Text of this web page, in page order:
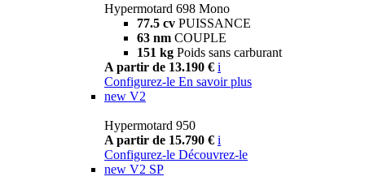
Hypermotard 698 Mono
77.5 cv PUISSANCE
63 nm COUPLE
151 kg Poids sans carburant
A partir de 13.190 € i
Configurez-le En savoir plus
new V2
Hypermotard 950
A partir de 15.790 € i
Configurez-le Découvrez-le
new V2 SP